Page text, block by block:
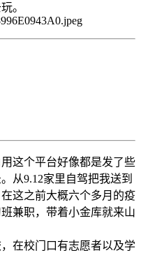
。
这个平台好像都是发了些
从9.12家里自驾把我送到
这之前大概六个多月的疫
兼职，带着小金库就来山
在校门口有志愿者以及学